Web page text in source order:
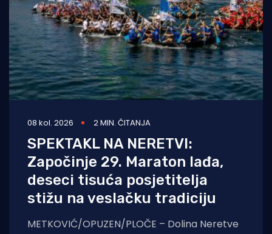
08 kol. 2026 2 MIN. ČITANJA
SPEKTAKL NA NERETVI:
Započinje 29. Maraton lađa,
deseci tisuća posjetitelja
stižu na veslačku tradiciju
METKOVIĆ/OPUZEN/PLOČE – Dolina Neretve